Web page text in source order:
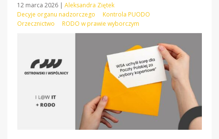
12 marca 2026 | Aleksandra Ziętek
Decyje organu nadzorczego
Kontrola PUODO
Orzecznictwo
RODO w prawie wyborczym